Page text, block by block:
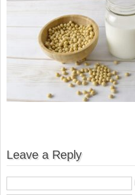
Leave a Reply